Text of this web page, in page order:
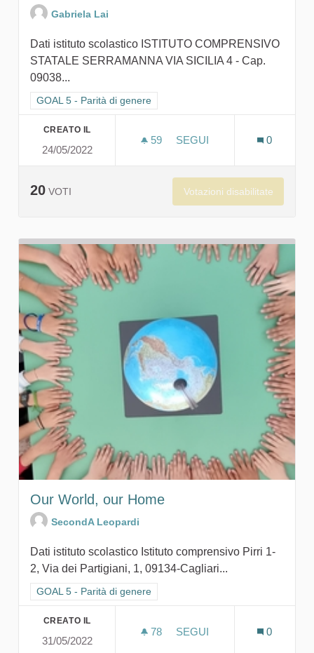
Gabriela Lai
Dati istituto scolastico ISTITUTO COMPRENSIVO
STATALE SERRAMANNA VIA SICILIA 4 - Cap.
09038...
Filtra i risultati per categoria: GOAL 5 - Parità di genere
GOAL 5 - Parità di genere
CREATO IL
24/05/2022
59 59 SOSTENITORI
SEGUI
0
20 VOTI Votazioni disabilitate
Our World, our Home
SecondA Leopardi
Dati istituto scolastico Istituto comprensivo Pirri 1-
2, Via dei Partigiani, 1, 09134-Cagliari...
Filtra i risultati per categoria: GOAL 5 - Parità di genere
GOAL 5 - Parità di genere
CREATO IL
31/05/2022
78 78 SOSTENITORI
SEGUI
0